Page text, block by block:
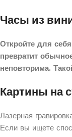
Часы из
Откройте для
превратит
неповторима.
Картины на
Лазерная
Если вы ищете